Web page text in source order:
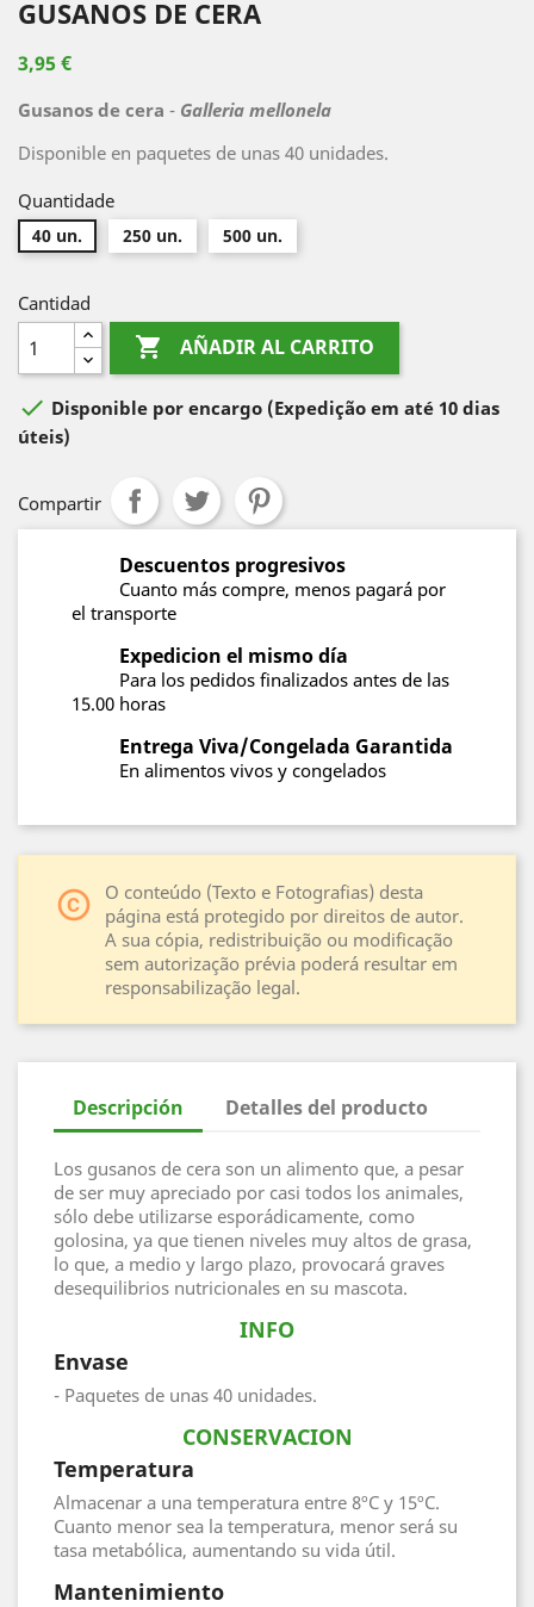
GUSANOS DE CERA
3,95 €
Gusanos de cera - Galleria mellonela
Disponible en paquetes de unas 40 unidades.
Quantidade
40 un. 250 un. 500 un.
Cantidad
 AÑADIR AL CARRITO
 Disponible por encargo (Expedição em até 10 dias
úteis)
Compartir
Descuentos progresivos
Cuanto más compre, menos pagará por
el transporte
Expedicion el mismo día
Para los pedidos finalizados antes de las
15.00 horas
Entrega Viva/Congelada Garantida
En alimentos vivos y congelados
copyright
O conteúdo (Texto e Fotografias) desta
página está protegido por direitos de autor.
A sua cópia, redistribuição ou modificação
sem autorização prévia poderá resultar em
responsabilização legal.
Descripción Detalles del producto
Los gusanos de cera son un alimento que, a pesar
de ser muy apreciado por casi todos los animales,
sólo debe utilizarse esporádicamente, como
golosina, ya que tienen niveles muy altos de grasa,
lo que, a medio y largo plazo, provocará graves
desequilibrios nutricionales en su mascota.
INFO
Envase
- Paquetes de unas 40 unidades.
CONSERVACION
Temperatura
Almacenar a una temperatura entre 8ºC y 15ºC.
Cuanto menor sea la temperatura, menor será su
tasa metabólica, aumentando su vida útil.
Mantenimiento